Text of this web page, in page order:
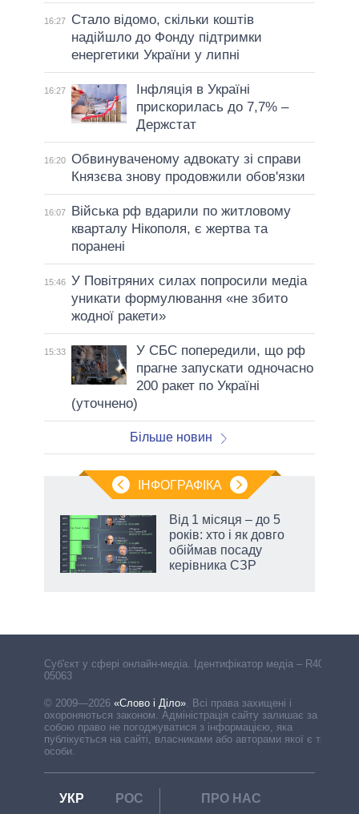
16:27
Стало відомо, скільки коштів
надійшло до Фонду підтримки
енергетики України у липні
16:27
Інфляція в Україні
прискорилась до 7,7% –
Держстат
16:20 Обвинуваченому адвокату зі справи
Князєва знову продовжили обов'язки
16:07
Війська рф вдарили по житловому
кварталу Нікополя, є жертва та
поранені
15:46 У Повітряних силах попросили медіа
уникати формулювання «не збито
жодної ракети»
15:33
У СБС попередили, що рф
прагне запускати одночасно
200 ракет по Україні
(уточнено)
Більше новин
ІНФОГРАФІКА
Від 1 місяця – до 5
років: хто і як довго
обіймав посаду
керівника СЗР
Cуб'єкт у сфері онлайн-медіа. Ідентифікатор медіа – R40-
05063
© 2009—2026 «Слово і Діло»
Всі права захищені і
охороняються законом. Адміністрація сайту залишає за
собою право не погоджуватися з інформацією, яка
публікується на сайті, власниками або авторами якої є треті
особи.
УКР РОС
ПРО НАС